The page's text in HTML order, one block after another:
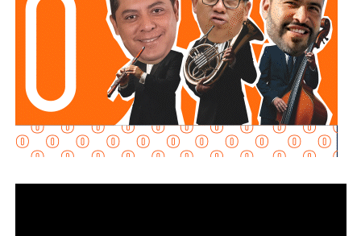
de prensa.
Pocas veces he visto medios cuestionar la constante
construcción de estructura cochista que lejos de mejorar la
movilidad, como dicen los boletines oficiales, tienden
solamente a
favorecer la velocidad
¿Quién se acuerda de los peatones? ¿Quién piensa
en el que quiere cruzar la calle sin tener que subirse